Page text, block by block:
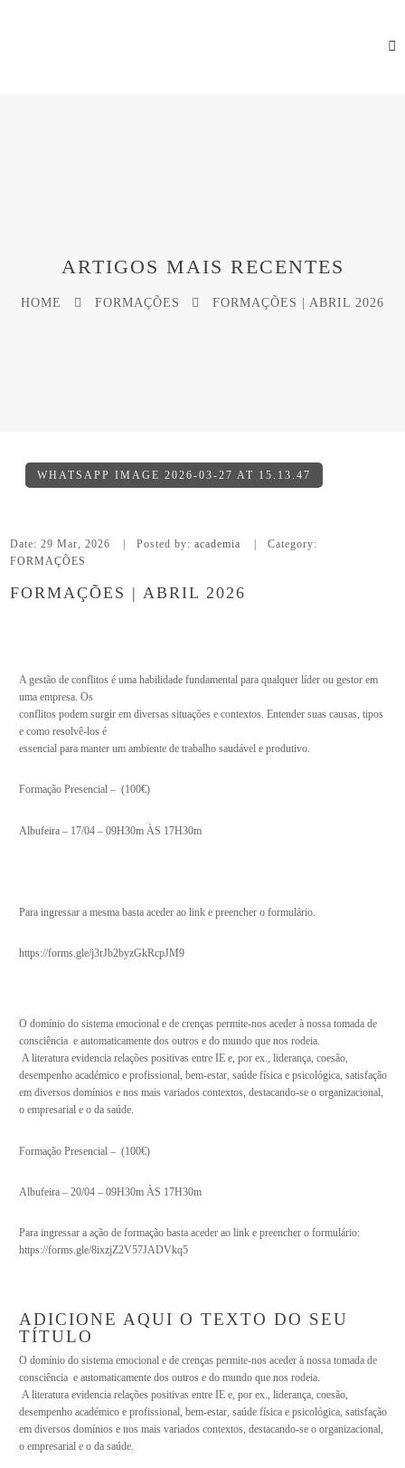
ARTIGOS MAIS RECENTES
HOME FORMAÇÕES FORMAÇÕES | ABRIL 2026
WHATSAPP IMAGE 2026-03-27 AT 15.13.47
Date: 29 Mar, 2026 Posted by: academia
Category:
FORMAÇÕES
FORMAÇÕES | ABRIL 2026
A gestão de conflitos é uma habilidade fundamental para qualquer líder ou gestor em
uma empresa. Os
conflitos podem surgir em diversas situações e contextos. Entender suas causas, tipos
e como resolvê-los é
essencial para manter um ambiente de trabalho saudável e produtivo.
Formação Presencial – (100€)
Albufeira – 17/04 – 09H30m ÀS 17H30m
Para ingressar a mesma basta aceder ao link e preencher o formulário.
https://forms.gle/j3rJb2byzGkRcpJM9
O domínio do sistema emocional e de crenças permite-nos aceder à nossa tomada de
consciência e automaticamente dos outros e do mundo que nos rodeia.
A literatura evidencia relações positivas entre IE e, por ex., liderança, coesão,
desempenho académico e profissional, bem-estar, saúde física e psicológica, satisfação
em diversos domínios e nos mais variados contextos, destacando-se o organizacional,
o empresarial e o da saúde.
Formação Presencial – (100€)
Albufeira – 20/04 – 09H30m ÀS 17H30m
Para ingressar a ação de formação basta aceder ao link e preencher o formulário:
https://forms.gle/8ixzjZ2V57JADVkq5
ADICIONE AQUI O TEXTO DO SEU
TÍTULO
O domínio do sistema emocional e de crenças permite-nos aceder à nossa tomada de
consciência e automaticamente dos outros e do mundo que nos rodeia.
A literatura evidencia relações positivas entre IE e, por ex., liderança, coesão,
desempenho académico e profissional, bem-estar, saúde física e psicológica, satisfação
em diversos domínios e nos mais variados contextos, destacando-se o organizacional,
o empresarial e o da saúde.